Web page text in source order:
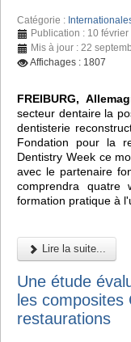
Catégorie :
Publication : 10 février
Mis à jour : 22
Affichages : 1807
FREIBURG,
secteur dentaire la
dentisterie
Fondation pour la
Dentistry Week ce
avec le partenaire
comprendra
formation pratique à
Lire la suite...
Une étude
les composites
restaurations